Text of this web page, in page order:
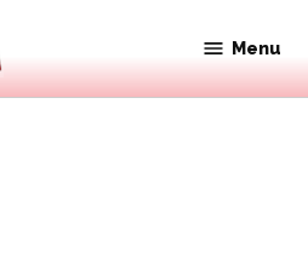
Movida
Magazine
Menu